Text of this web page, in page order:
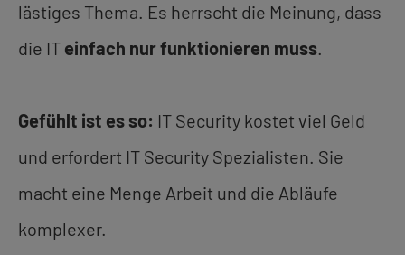
lästiges Thema. Es herrscht die Meinung, dass
die IT einfach nur funktionieren muss.
Gefühlt ist es so: IT Security kostet viel Geld
und erfordert IT Security Spezialisten. Sie
macht eine Menge Arbeit und die Abläufe
komplexer.